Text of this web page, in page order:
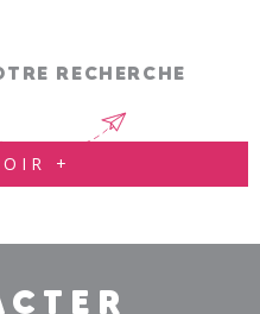
RECHERCHE
+